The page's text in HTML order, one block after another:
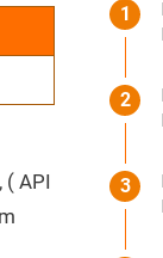
( API
1
2
3